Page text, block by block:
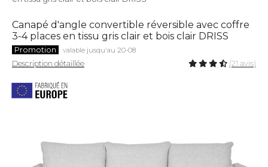
Canapé d'angle convertible réversible avec coffre
3-4 places en tissu gris clair et bois clair DRISS
Promotion valable jusqu'au 20-08
Description détaillée (21 avis)